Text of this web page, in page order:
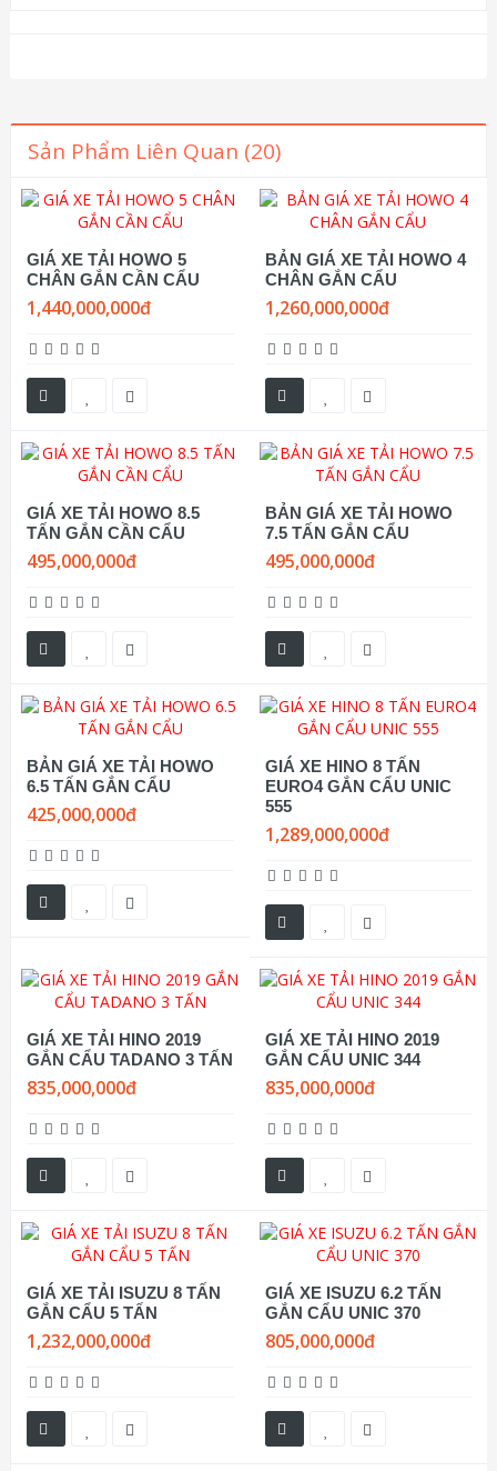
Sản Phẩm Liên Quan (20)
GIÁ XE TẢI HOWO 5
CHÂN GẮN CẦN CẨU
1,440,000,000đ
BẢN GIÁ XE TẢI HOWO 4
CHÂN GẮN CẨU
1,260,000,000đ
GIÁ XE TẢI HOWO 8.5
TẤN GẮN CẦN CẨU
495,000,000đ
BẢN GIÁ XE TẢI HOWO
7.5 TẤN GẮN CẨU
495,000,000đ
BẢN GIÁ XE TẢI HOWO
6.5 TẤN GẮN CẨU
425,000,000đ
GIÁ XE HINO 8 TẤN
EURO4 GẮN CẨU UNIC
555
1,289,000,000đ
GIÁ XE TẢI HINO 2019
GẮN CẨU TADANO 3 TẤN
835,000,000đ
GIÁ XE TẢI HINO 2019
GẮN CẨU UNIC 344
835,000,000đ
GIÁ XE TẢI ISUZU 8 TẤN
GẮN CẨU 5 TẤN
1,232,000,000đ
GIÁ XE ISUZU 6.2 TẤN
GẮN CẨU UNIC 370
805,000,000đ